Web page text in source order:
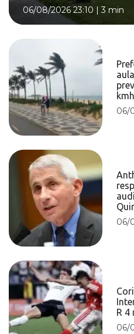
06/08/2026 23:10 |3 min
kmh
06/
06/
R 4
06/